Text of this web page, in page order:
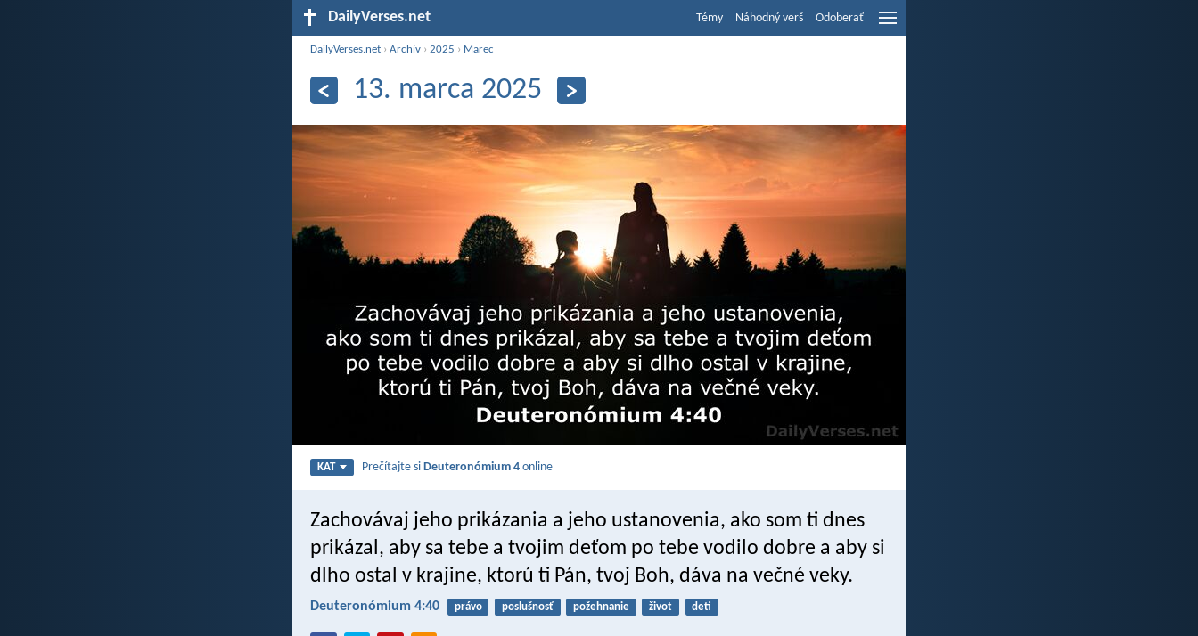
DailyVerses.net Témy Náhodný verš Odoberať
DailyVerses.net ›Archív ›2025 › Marec
13. marca 2025
KAT Prečítajte siDeuteronómium 4 online
Zachovávaj jeho prikázania a jeho ustanovenia, ako som ti dnes
prikázal, aby sa tebe a tvojim deťom po tebe vodilo dobre a aby si
dlho ostal v krajine, ktorú ti Pán, tvoj Boh, dáva na večné veky.
Deuteronómium 4:40 právo poslušnosť požehnanie život deti